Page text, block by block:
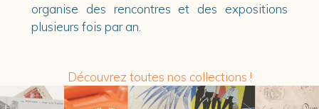
organise des rencontres et des expositions
plusieurs fois par an.
Découvrez toutes nos collections !